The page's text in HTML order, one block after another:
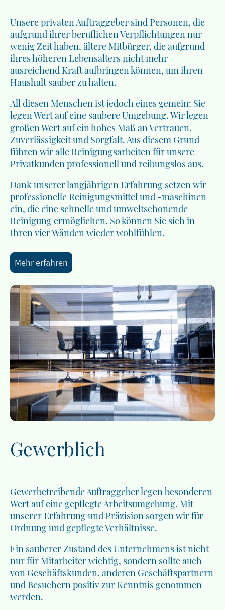
Unsere privaten Auftraggeber sind Personen, die
aufgrund ihrer beruflichen Verpflichtungen nur
wenig Zeit haben, ältere Mitbürger, die aufgrund
ihres höheren Lebensalters nicht mehr
ausreichend Kraft aufbringen können, um ihren
Haushalt sauber zu halten.
All diesen Menschen ist jedoch eines gemein: Sie
legen Wert auf eine saubere Umgebung. Wir legen
großen Wert auf ein hohes Maß an Vertrauen,
Zuverlässigkeit und Sorgfalt. Aus diesem Grund
führen wir alle Reinigungsarbeiten für unsere
Privatkunden professionell und reibungslos aus.
Dank unserer langjährigen Erfahrung setzen wir
professionelle Reinigungsmittel und -maschinen
ein, die eine schnelle und umweltschonende
Reinigung ermöglichen. So können Sie sich in
Ihren vier Wänden wieder wohlfühlen.
Mehr erfahren
Gewerblich
Gewerbetreibende Auftraggeber legen besonderen
Wert auf eine gepflegte Arbeitsumgebung. Mit
unserer Erfahrung und Präzision sorgen wir für
Ordnung und gepflegte Verhältnisse.
Ein sauberer Zustand des Unternehmens ist nicht
nur für Mitarbeiter wichtig, sondern sollte auch
von Geschäftskunden, anderen Geschäftspartnern
und Besuchern positiv zur Kenntnis genommen
werden.